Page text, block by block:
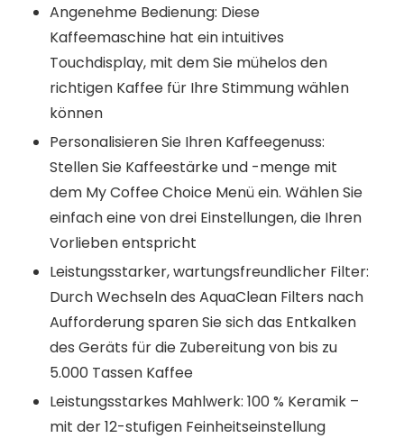
Angenehme Bedienung: Diese
Kaffeemaschine hat ein intuitives
Touchdisplay, mit dem Sie mühelos den
richtigen Kaffee für Ihre Stimmung wählen
können
Personalisieren Sie Ihren Kaffeegenuss:
Stellen Sie Kaffeestärke und -menge mit
dem My Coffee Choice Menü ein. Wählen Sie
einfach eine von drei Einstellungen, die Ihren
Vorlieben entspricht
Leistungsstarker, wartungsfreundlicher Filter:
Durch Wechseln des AquaClean Filters nach
Aufforderung sparen Sie sich das Entkalken
des Geräts für die Zubereitung von bis zu
5.000 Tassen Kaffee
Leistungsstarkes Mahlwerk: 100 % Keramik –
mit der 12-stufigen Feinheitseinstellung